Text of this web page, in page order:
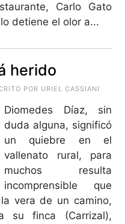
Carlo Gato
detiene el olor a...
herido
POR URIEL CASSIANI
Diomedes Díaz, sin
duda alguna, significó
un quiebre en el
vallenato rural, para
muchos resulta
incomprensible que
vera de un camino,
su finca (Carrizal),